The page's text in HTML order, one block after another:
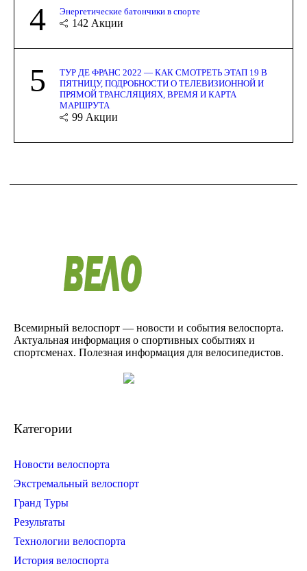
4 Энергетические батончики в спорте
142 Акции
5
ТУР ДЕ ФРАНС 2022 — КАК СМОТРЕТЬ ЭТАП 19 В
ПЯТНИЦУ, ПОДРОБНОСТИ О ТЕЛЕВИЗИОННОЙ И
ПРЯМОЙ ТРАНСЛЯЦИЯХ, ВРЕМЯ И КАРТА
МАРШРУТА
99 Акции
Всемирный велоспорт — новости и события велоспорта.
Актуальная информация о спортивных событиях и
спортсменах. Полезная информация для велосипедистов.
Категории
Новости велоспорта
Экстремальный велоспорт
Гранд Туры
Результаты
Технологии велоспорта
История велоспорта